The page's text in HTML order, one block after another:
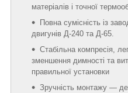
матеріалів і точної
Повна сумісність із
двигунів Д-240 та Д-65.
Стабільна компресія,
зменшення димності та
правильної установки
Зручність монтажу —